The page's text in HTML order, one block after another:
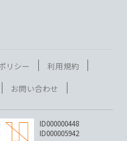
リシー
利用規約
お問い合わせ
ID000000448
ID000005942